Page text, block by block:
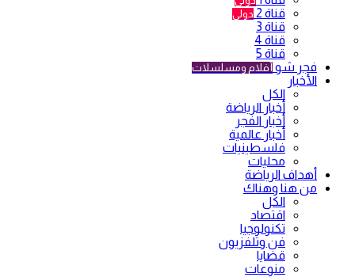
قناة 2 دولي
قناة 3
قناة 4
قناة 5
فجر شو أفلام ومسلسلات
الأخبار
الكل
أخبار الرياضة
أخبار الفجر
أخبار عالمية
فلسطينيات
محليات
أهداف الرياضة
من هنا وهناك
الكل
اقتصاد
تكنولوجيا
فن وتلفزيون
قضايا
منوعات